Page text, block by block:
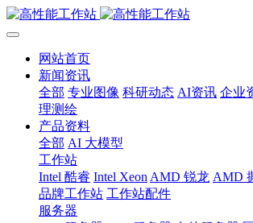
网站首页
新闻资讯
全部 专业图像 科研动态 AI资讯 企业
理测绘
产品资料
全部 AI 大模型
工作站
Intel 酷睿 Intel Xeon AMD 锐龙 AMD
品牌工作站 工作站配件
服务器